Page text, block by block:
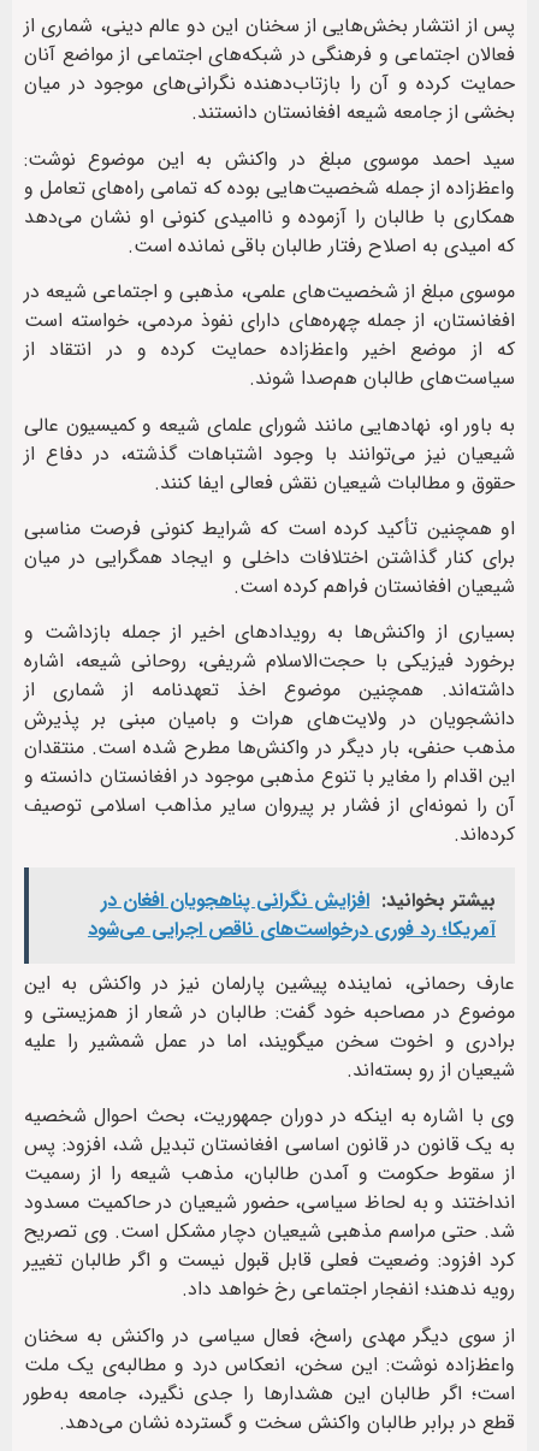
پس از انتشار بخش‌هایی از سخنان این دو عالم دینی، شماری از
فعالان اجتماعی و فرهنگی در شبکه‌های اجتماعی از مواضع آنان
حمایت کرده و آن را بازتاب‌دهنده نگرانی‌های موجود در میان
بخشی از جامعه شیعه افغانستان دانستند.
سید احمد موسوی مبلغ در واکنش به این موضوع نوشت:
واعظ‌زاده از جمله شخصیت‌هایی بوده که تمامی راه‌های تعامل و
همکاری با طالبان را آزموده و ناامیدی کنونی او نشان می‌دهد
که امیدی به اصلاح رفتار طالبان باقی نمانده است.
موسوی مبلغ از شخصیت‌های علمی، مذهبی و اجتماعی شیعه در
افغانستان، از جمله چهره‌های دارای نفوذ مردمی، خواسته است
که از موضع اخیر واعظ‌زاده حمایت کرده و در انتقاد از
سیاست‌های طالبان هم‌صدا شوند.
به باور او، نهادهایی مانند شورای علمای شیعه و کمیسیون عالی
شیعیان نیز می‌توانند با وجود اشتباهات گذشته، در دفاع از
حقوق و مطالبات شیعیان نقش فعالی ایفا کنند.
او همچنین تأکید کرده است که شرایط کنونی فرصت مناسبی
برای کنار گذاشتن اختلافات داخلی و ایجاد همگرایی در میان
شیعیان افغانستان فراهم کرده است.
بسیاری از واکنش‌ها به رویدادهای اخیر از جمله بازداشت و
برخورد فیزیکی با حجت‌الاسلام شریفی، روحانی شیعه، اشاره
داشته‌اند. همچنین موضوع اخذ تعهدنامه از شماری از
دانشجویان در ولایت‌های هرات و بامیان مبنی بر پذیرش
مذهب حنفی، بار دیگر در واکنش‌ها مطرح شده است. منتقدان
این اقدام را مغایر با تنوع مذهبی موجود در افغانستان دانسته و
آن را نمونه‌ای از فشار بر پیروان سایر مذاهب اسلامی توصیف
کرده‌اند.
بیشتر بخوانید: افزایش نگرانی پناهجویان افغان در
آمریکا؛ رد فوری درخواست‌های ناقص اجرایی می‌شود
عارف رحمانی، نماینده پیشین پارلمان نیز در واکنش به این
موضوع در مصاحبه خود گفت: طالبان در شعار از همزیستی و
برادری و اخوت سخن میگویند، اما در عمل شمشیر را علیه
شیعیان از رو بسته‌اند.
وی با اشاره به اینکه در دوران جمهوریت، بحث احوال شخصیه
به یک قانون در قانون اساسی افغانستان تبدیل شد، افزود: پس
از سقوط حکومت و آمدن طالبان، مذهب شیعه را از رسمیت
انداختند و به لحاظ سیاسی، حضور شیعیان در حاکمیت مسدود
شد. حتی مراسم مذهبی شیعیان دچار مشکل است. وی تصریح
کرد افزود: وضعیت فعلی قابل قبول نیست و اگر طالبان تغییر
رویه ندهند؛ انفجار اجتماعی رخ خواهد داد.
از سوی دیگر مهدی راسخ، فعال سیاسی در واکنش به سخنان
واعظ‌زاده نوشت: این سخن، انعکاس درد و مطالبه‌ی یک ملت
است؛ اگر طالبان این هشدارها را جدی نگیرد، جامعه به‌طور
قطع در برابر طالبان واکنش سخت و گسترده نشان می‌دهد.